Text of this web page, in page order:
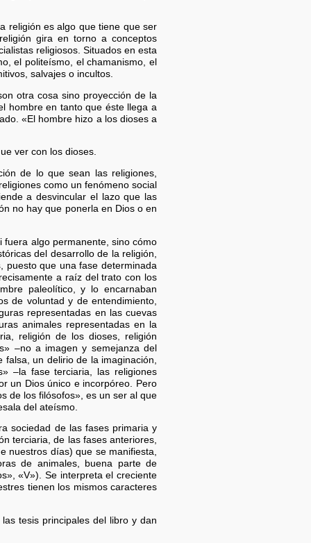
religión es algo que tiene que ser
gira en torno a conceptos
religiosos. Situados en esta
el politeísmo, el chamanismo, el
salvajes o incultos.
otra cosa sino proyección de la
hombre en tanto que éste llega a
«El hombre hizo a los dioses a
ver con los dioses.
de lo que sean las religiones,
como un fenómeno social
a desvincular el lazo que las
no hay que ponerla en Dios o en
fuera algo permanente, sino cómo
del desarrollo de la religión,
puesto que una fase determinada
a raíz del trato con los
paleolítico, y lo encarnaban
de voluntad y de entendimiento,
representadas en las cuevas
animales representadas en la
religión de los dioses, religión
–no a imagen y semejanza del
un delirio de la imaginación,
–la fase terciaria, las religiones
un Dios único e incorpóreo. Pero
de los filósofos», es un ser al que
del ateísmo.
sociedad de las fases primaria y
terciaria, de las fases anteriores,
nuestros días) que se manifiesta,
de animales, buena parte de
«V»). Se interpreta el creciente
tienen los mismos caracteres
tesis principales del libro y dan